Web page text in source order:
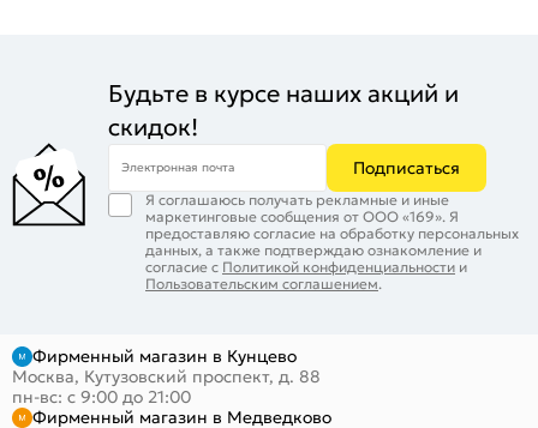
Будьте в курсе наших акций и
скидок!
Электронная почта Подписаться
Я соглашаюсь получать рекламные и иные
маркетинговые сообщения от ООО «169». Я
предоставляю согласие на обработку персональных
данных, а также подтверждаю ознакомление и
согласие с Политикой конфиденциальности и
Пользовательским соглашением.
Фирменный магазин в Кунцево
Москва, Кутузовский проспект, д. 88
пн-вс: с 9:00 до 21:00
Фирменный магазин в Медведково